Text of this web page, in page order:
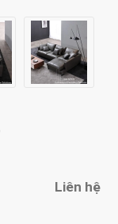
Liên hệ